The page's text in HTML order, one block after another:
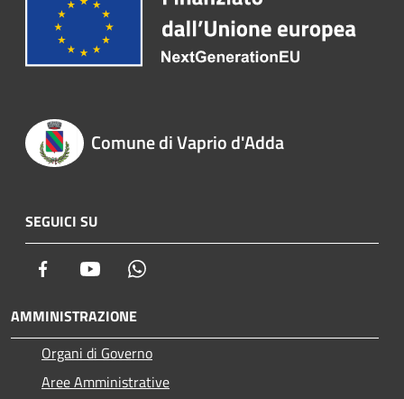
Comune di Vaprio d'Adda
SEGUICI SU
Facebook Youtube
AMMINISTRAZIONE
Organi di Governo
Aree Amministrative